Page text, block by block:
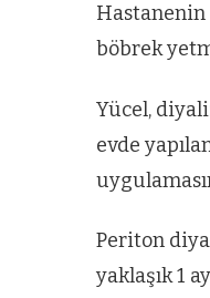
Hastanenin
böbrek
Yücel,
evde
Periton
yaklaşık 1